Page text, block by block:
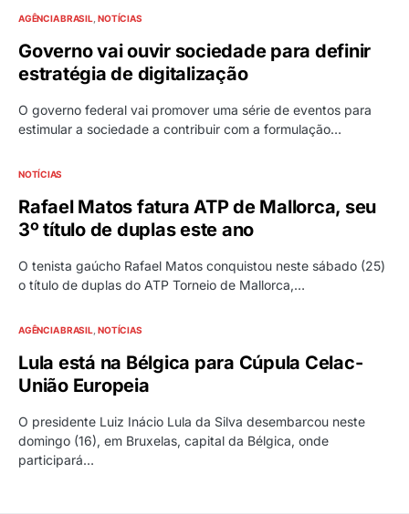
AGÊNCIA BRASIL NOTÍCIAS
Governo vai ouvir sociedade para definir
estratégia de digitalização
O governo federal vai promover uma série de eventos para
estimular a sociedade a contribuir com a formulação…
NOTÍCIAS
Rafael Matos fatura ATP de Mallorca, seu
3º título de duplas este ano
O tenista gaúcho Rafael Matos conquistou neste sábado (25)
o título de duplas do ATP Torneio de Mallorca,…
AGÊNCIA BRASIL NOTÍCIAS
Lula está na Bélgica para Cúpula Celac-
União Europeia
O presidente Luiz Inácio Lula da Silva desembarcou neste
domingo (16), em Bruxelas, capital da Bélgica, onde
participará…